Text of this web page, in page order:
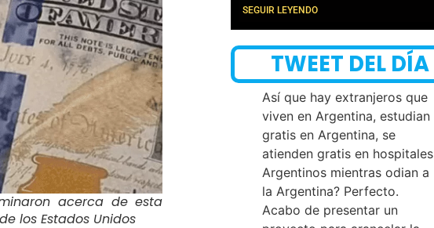
acerca de esta
los Estados Unidos
SEGUIR LEYENDO
TWEET DEL DÍA
Así que hay extranjeros que
viven en Argentina, estudian
gratis en Argentina, se
atienden gratis en hospitales
Argentinos mientras odian a
la Argentina? Perfecto.
Acabo de presentar un